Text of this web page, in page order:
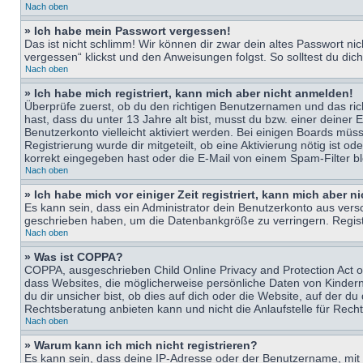
Nach oben
» Ich habe mein Passwort vergessen!
Das ist nicht schlimm! Wir können dir zwar dein altes Passwort
vergessen“ klickst und den Anweisungen folgst. So solltest du
Nach oben
» Ich habe mich registriert, kann mich aber nicht anmelden!
Überprüfe zuerst, ob du den richtigen Benutzernamen und das
hast, dass du unter 13 Jahre alt bist, musst du bzw. einer deiner
Benutzerkonto vielleicht aktiviert werden. Bei einigen Boards
Registrierung wurde dir mitgeteilt, ob eine Aktivierung nötig ist
korrekt eingegeben hast oder die E-Mail von einem Spam-Filter
Nach oben
» Ich habe mich vor einiger Zeit registriert, kann mich aber
Es kann sein, dass ein Administrator dein Benutzerkonto aus
geschrieben haben, um die Datenbankgröße zu verringern.
Nach oben
» Was ist COPPA?
COPPA, ausgeschrieben Child Online Privacy and Protection
dass Websites, die möglicherweise persönliche Daten von
du dir unsicher bist, ob dies auf dich oder die Website, auf der
Rechtsberatung anbieten kann und nicht die Anlaufstelle für
Nach oben
» Warum kann ich mich nicht registrieren?
Es kann sein, dass deine IP-Adresse oder der Benutzername,